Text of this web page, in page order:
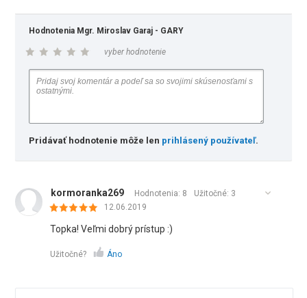
Hodnotenia Mgr. Miroslav Garaj - GARY
vyber hodnotenie
Pridávať hodnotenie môže len prihlásený používateľ.
kormoranka269 Hodnotenia: 8 Užitočné: 3
12.06.2019
Topka! Veľmi dobrý prístup :)
Užitočné? Áno